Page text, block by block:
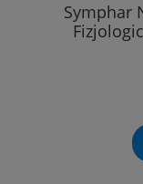
Symphar